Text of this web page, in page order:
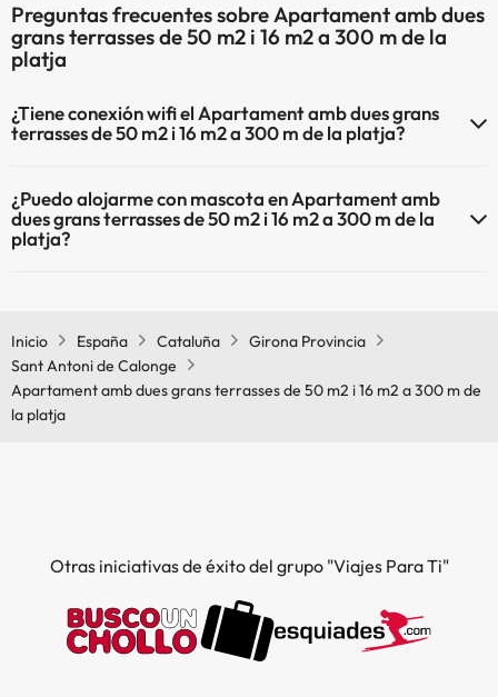
Preguntas frecuentes sobre Apartament amb dues
grans terrasses de 50 m2 i 16 m2 a 300 m de la
platja
¿Tiene conexión wifi el Apartament amb dues grans
terrasses de 50 m2 i 16 m2 a 300 m de la platja?
de la platja dispone de Wi-Fi.
¿Puedo alojarme con mascota en Apartament amb
dues grans terrasses de 50 m2 i 16 m2 a 300 m de la
platja?
Inicio
España Cataluña
Girona Provincia
Sant Antoni de Calonge
Apartament amb dues grans terrasses de 50 m2 i 16 m2 a 300 m de
la platja
Otras iniciativas de éxito del grupo "Viajes Para Ti"